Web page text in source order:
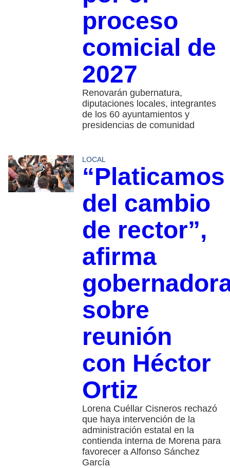
proceso
comicial de
2027
Renovarán gubernatura,
diputaciones locales, integrantes
de los 60 ayuntamientos y
presidencias de comunidad
LOCAL
“Platicamos
del cambio
de rector”,
afirma
sobre
reunión
con Héctor
Ortiz
Lorena Cuéllar Cisneros rechazó
que haya intervención de la
administración estatal en la
contienda interna de Morena para
favorecer a Alfonso Sánchez
García